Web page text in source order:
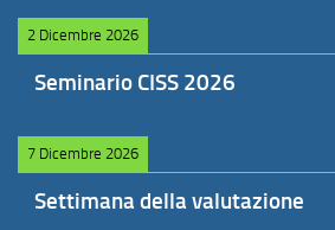
2 Dicembre 2026
Seminario CISS 2026
7 Dicembre 2026
Settimana della valutazione